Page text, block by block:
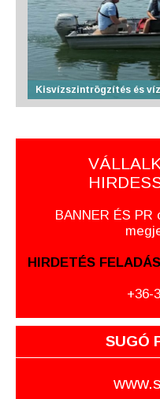
Kisvízszintrögzítés és
BANNER ÉS
HIRDETÉS
+36-
SUGÓ